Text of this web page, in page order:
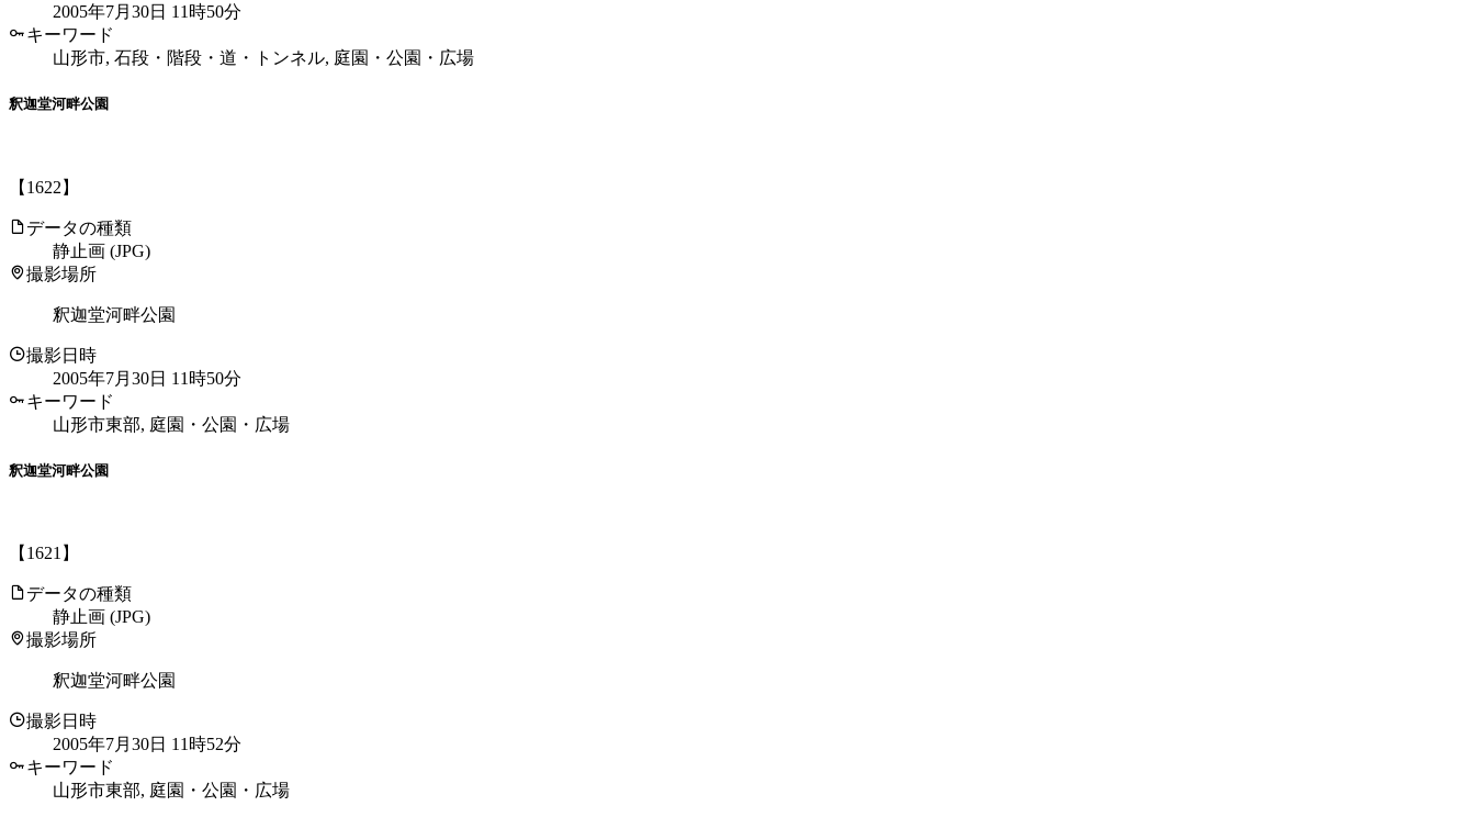
2005年7月30日 11時50分
キーワード
山形市, 石段・階段・道・トンネル, 庭園・公園・広場
釈迦堂河畔公園
【1622】
データの種類
静止画 (JPG)
撮影場所
釈迦堂河畔公園
撮影日時
2005年7月30日 11時50分
キーワード
山形市東部, 庭園・公園・広場
釈迦堂河畔公園
【1621】
データの種類
静止画 (JPG)
撮影場所
釈迦堂河畔公園
撮影日時
2005年7月30日 11時52分
キーワード
山形市東部, 庭園・公園・広場